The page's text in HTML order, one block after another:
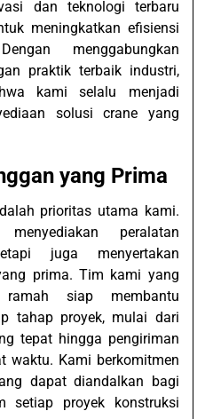
dan teknologi terbaru
meningkatkan efisiensi
menggabungkan
praktik terbaik industri,
kami selalu menjadi
solusi crane yang
yang Prima
prioritas utama kami.
peralatan
juga menyertakan
prima. Tim kami yang
ramah siap membantu
tahap proyek, mulai dari
tepat hingga pengiriman
waktu. Kami berkomitmen
dapat diandalkan bagi
setiap proyek konstruksi